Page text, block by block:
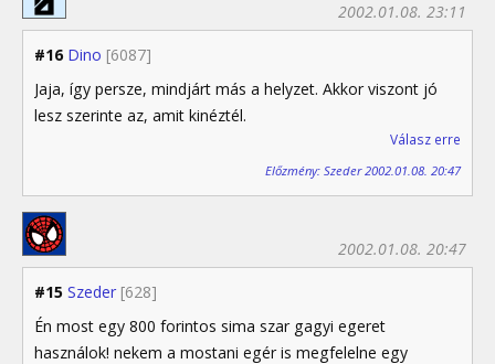
#16 Dino [6087]
2002.01.08. 23:11
Jaja, így persze, mindjárt más a helyzet. Akkor viszont jó
lesz szerinte az, amit kinéztél.
Válasz erre
Előzmény: Szeder 2002.01.08. 20:47
#15 Szeder [628]
2002.01.08. 20:47
Én most egy 800 forintos sima szar gagyi egeret
használok! nekem a mostani egér is megfelelne egy